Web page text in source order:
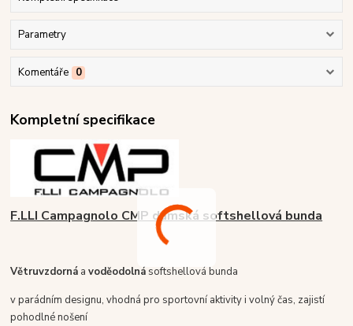
Parametry
Komentáře 0
Kompletní specifikace
F.LLI Campagnolo CMP dámská softshellová bunda
Větruvzdorná avoděodolná softshellová bunda
v parádním designu, vhodná pro sportovní aktivity i volný čas, zajistí
pohodlné nošení